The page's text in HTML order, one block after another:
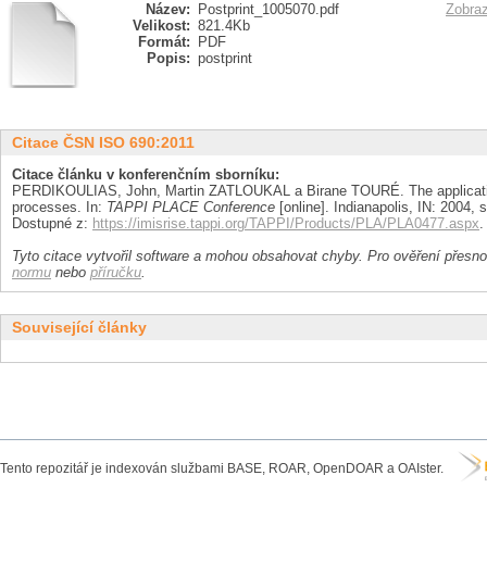
Název:
Postprint_1005070.pdf
Velikost: 821.4Kb
Formát:
PDF
Popis: postprint
Citace ČSN ISO 690:2011
Citace článku v konferenčním sborníku:
PERDIKOULIAS, John, Martin ZATLOUKAL a Birane TOURÉ. The
processes. In: TAPPI PLACE Conference [online]. Indianapolis, IN: 2004,
Dostupné z: https://imisrise.tappi.org/TAPPI/Products/PLA/PLA0477.aspx.
Tyto citace vytvořil software a mohou obsahovat chyby. Pro ověření
normu nebo příručku.
Související články
Tento repozitář je indexován službami BASE, ROAR, OpenDOAR a OAIster.